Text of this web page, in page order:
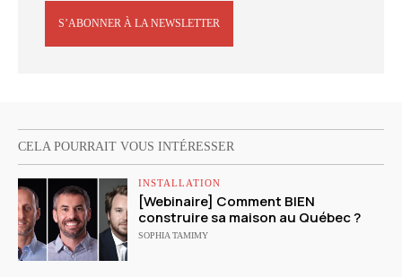
S’ABONNER À LA NEWSLETTER
CELA POURRAIT VOUS INTÉRESSER
INSTALLATION
[Webinaire] Comment BIEN
construire sa maison au Québec ?
SOPHIA TAMIMY